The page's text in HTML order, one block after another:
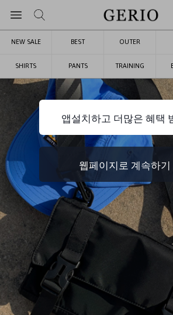
NEW SALE BEST OUTER
SHIRTS PANTS TRAINING
앱설치하고 더많은 혜택
웹페이지로 계속하